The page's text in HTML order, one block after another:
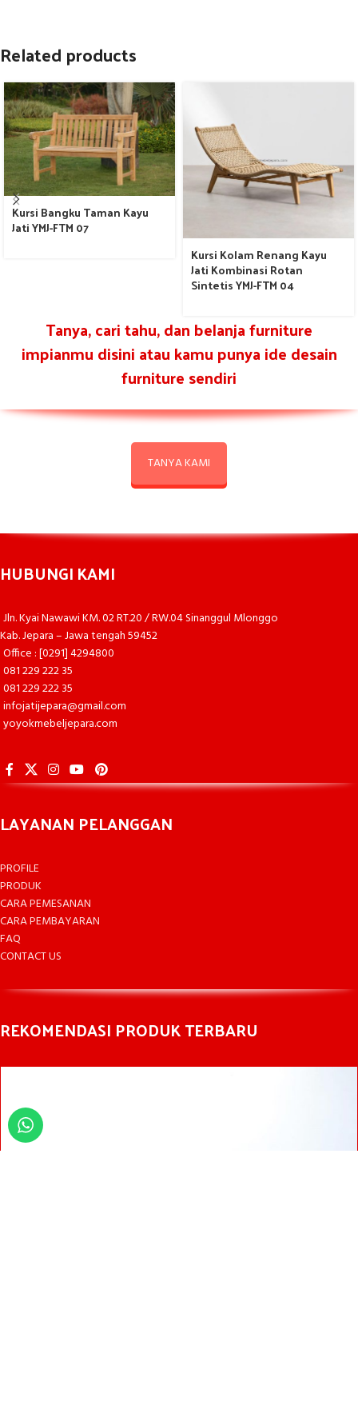
Related products
Kursi Bangku Taman Kayu
Jati YMJ-FTM 07
Kursi Kolam Renang Kayu
Jati Kombinasi Rotan
Sintetis YMJ-FTM 04
Tanya, cari tahu, dan belanja furniture
impianmu disini atau kamu punya ide desain
furniture sendiri
TANYA KAMI
HUBUNGI KAMI
Jln. Kyai Nawawi KM. 02 RT.20 / RW.04 Sinanggul Mlonggo
Kab. Jepara – Jawa tengah 59452
Office : [0291] 4294800
081 229 222 35
081 229 222 35
infojatijepara@gmail.com
yoyokmebeljepara.com
LAYANAN PELANGGAN
PROFILE
PRODUK
CARA PEMESANAN
CARA PEMBAYARAN
FAQ
CONTACT US
REKOMENDASI PRODUK TERBARU